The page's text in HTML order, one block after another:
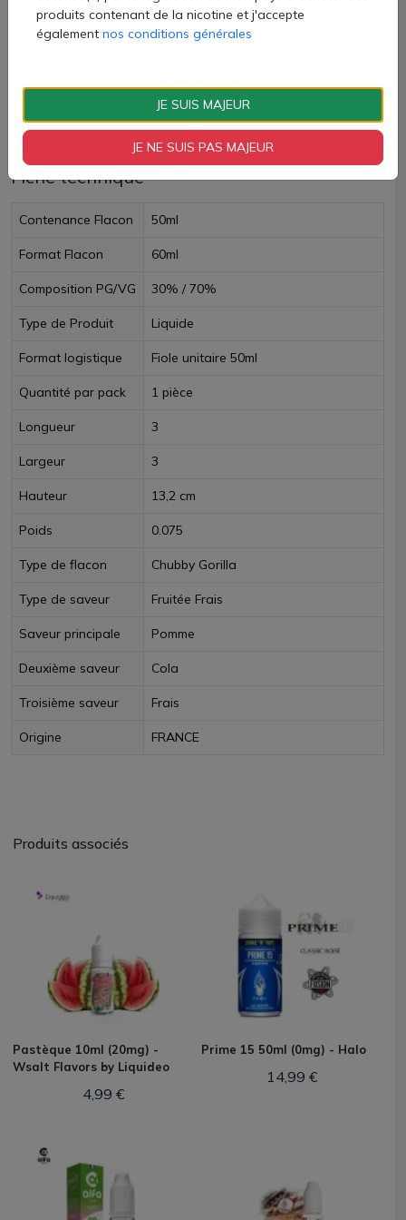
AJOUTER À MON PANIER
Livraison sous 24h
Fiche technique
Contenance Flacon 50ml
Format Flacon 60ml
Composition PG/VG 30% / 70%
Type de Produit Liquide
Format logistique Fiole unitaire 50ml
Quantité par pack 1 pièce
Longueur 3
Largeur 3
Hauteur 13,2 cm
Poids 0.075
Type de flacon Chubby Gorilla
Type de saveur Fruitée Frais
Saveur principale Pomme
Deuxième saveur Cola
Troisième saveur Frais
Origine FRANCE
Produits associés
Pastèque 10ml (20mg) -
Wsalt Flavors by Liquideo
4,99 €
Prime 15 50ml (0mg) - Halo
14,99 €
produits contenant de la nicotine et j'accepte
également nos conditions générales
JE SUIS MAJEUR
JE NE SUIS PAS MAJEUR